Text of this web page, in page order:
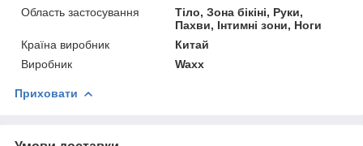
Область застосування
Тіло, Зона бікіні, Руки,
Пахви, Інтимні зони, Ноги
Країна виробник
Китай
Виробник
Waxx
Приховати